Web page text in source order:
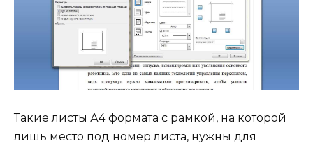
Такие листы А4 формата с рамкой, на которой
лишь место под номер листа, нужны для